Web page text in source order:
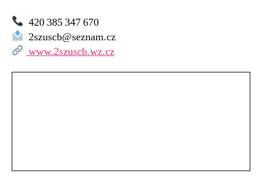
420 385 347 670
2szuscb@seznam.cz
www.2szuscb.wz.cz